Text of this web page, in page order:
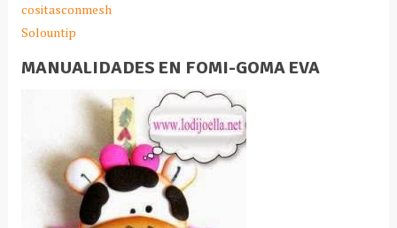
cositasconmesh
Solountip
MANUALIDADES EN FOMI-GOMA EVA